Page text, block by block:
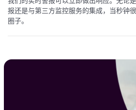
报还是与第三方监控服务的集成，当秒钟
圈子。